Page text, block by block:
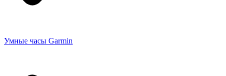
Умные часы Garmin